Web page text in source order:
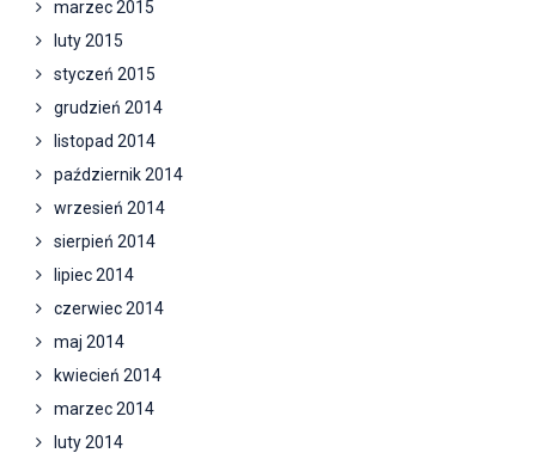
marzec 2015
luty 2015
styczeń 2015
grudzień 2014
listopad 2014
październik 2014
wrzesień 2014
sierpień 2014
lipiec 2014
czerwiec 2014
maj 2014
kwiecień 2014
marzec 2014
luty 2014